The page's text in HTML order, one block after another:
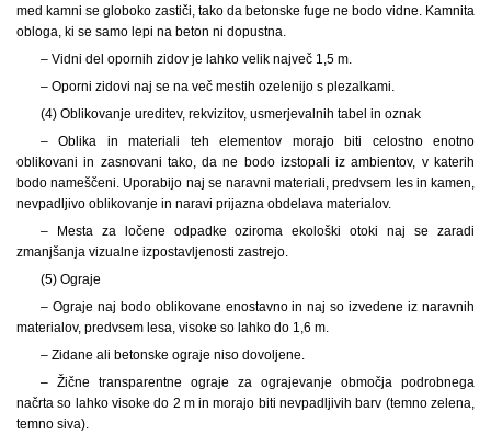
med kamni se globoko zastiči, tako da betonske fuge ne bodo vidne. Kamnita
obloga, ki se samo lepi na beton ni dopustna.
– Vidni del opornih zidov je lahko velik največ 1,5 m.
– Oporni zidovi naj se na več mestih ozelenijo s plezalkami.
(4) Oblikovanje ureditev, rekvizitov, usmerjevalnih tabel in oznak
– Oblika in materiali teh elementov morajo biti celostno enotno
oblikovani in zasnovani tako, da ne bodo izstopali iz ambientov, v katerih
bodo nameščeni. Uporabijo naj se naravni materiali, predvsem les in kamen,
nevpadljivo oblikovanje in naravi prijazna obdelava materialov.
– Mesta za ločene odpadke oziroma ekološki otoki naj se zaradi
zmanjšanja vizualne izpostavljenosti zastrejo.
(5) Ograje
– Ograje naj bodo oblikovane enostavno in naj so izvedene iz naravnih
materialov, predvsem lesa, visoke so lahko do 1,6 m.
– Zidane ali betonske ograje niso dovoljene.
– Žične transparentne ograje za ograjevanje območja podrobnega
načrta so lahko visoke do 2 m in morajo biti nevpadljivih barv (temno zelena,
temno siva).